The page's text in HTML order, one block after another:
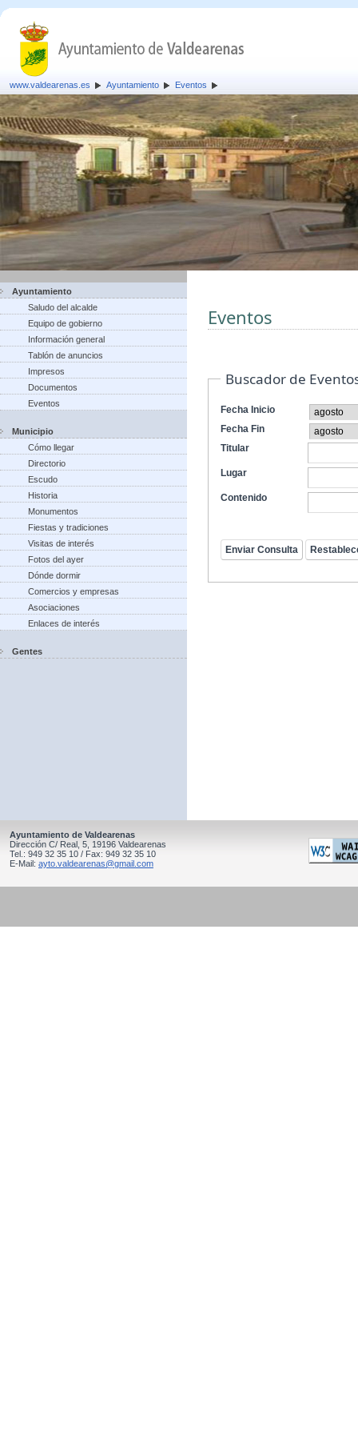
www.valdearenas.es Ayuntamiento Eventos
Ayuntamiento
Saludo del alcalde
Equipo de gobierno
Información general
Tablón de anuncios
Impresos
Documentos
Eventos
Municipio
Cómo llegar
Directorio
Escudo
Historia
Monumentos
Fiestas y tradiciones
Visitas de interés
Fotos del ayer
Dónde dormir
Comercios y empresas
Asociaciones
Enlaces de interés
Gentes
Eventos
Buscador de
Fecha Inicio
Fecha Fin
Titular
Lugar
Contenido
Ayuntamiento de Valdearenas
Dirección C/ Real, 5, 19196 Valdearenas
Tel.: 949 32 35 10 / Fax: 949 32 35 10
E-Mail: ayto.valdearenas@gmail.com